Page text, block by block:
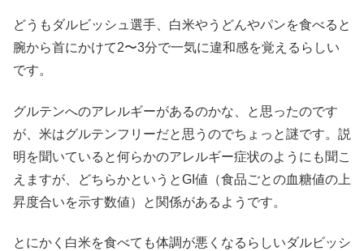
どうもダルビッシュ選手、白米やうどんやパンを食べると
腕から首にかけて2〜3分で一気に違和感を覚えるらしい
です。
グルテンへのアレルギーがあるのかな、と思ったのです
が、米はグルテンフリーだと思うのでちょっと謎です。説
明を聞いていると何らかのアレルギー症状のようにも聞こ
えますが、どちらかというとGI値（食品ごとの血糖値の上
昇度合いを示す数値）と関係があるようです。
とにかく白米を食べても体調が悪くなるらしいダルビッシ